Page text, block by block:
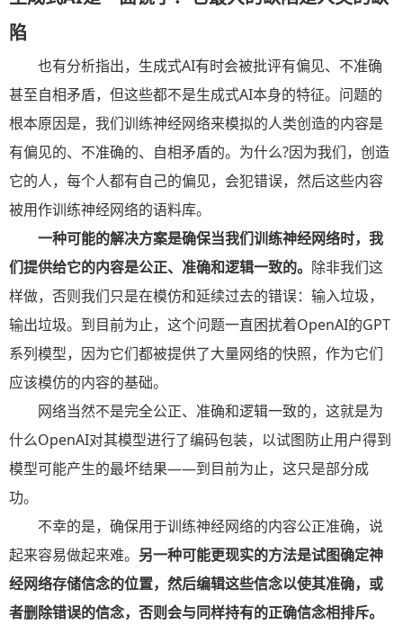
陷
也有分析指出，生成式AI有时会被批评有偏见、不准确
甚至自相矛盾，但这些都不是生成式AI本身的特征。问题的
根本原因是，我们训练神经网络来模拟的人类创造的内容是
有偏见的、不准确的、自相矛盾的。为什么?因为我们，创造
它的人，每个人都有自己的偏见，会犯错误，然后这些内容
被用作训练神经网络的语料库。
一种可能的解决方案是确保当我们训练神经网络时，我
们提供给它的内容是公正、准确和逻辑一致的。 除非我们这
样做，否则我们只是在模仿和延续过去的错误：输入垃圾，
输出垃圾。到目前为止，这个问题一直困扰着OpenAI的GPT
系列模型，因为它们都被提供了大量网络的快照，作为它们
应该模仿的内容的基础。
网络当然不是完全公正、准确和逻辑一致的，这就是为
什么OpenAI对其模型进行了编码包装，以试图防止用户得到
模型可能产生的最坏结果——到目前为止，这只是部分成
功。
不幸的是，确保用于训练神经网络的内容公正准确，说
起来容易做起来难。 另一种可能更现实的方法是试图确定神
经网络存储信念的位置，然后编辑这些信念以使其准确，或
者删除错误的信念，否则会与同样持有的正确信念相排斥。